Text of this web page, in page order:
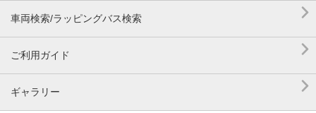
車両検索/ラッピングバス検索 
ご利用ガイド 
ギャラリー 